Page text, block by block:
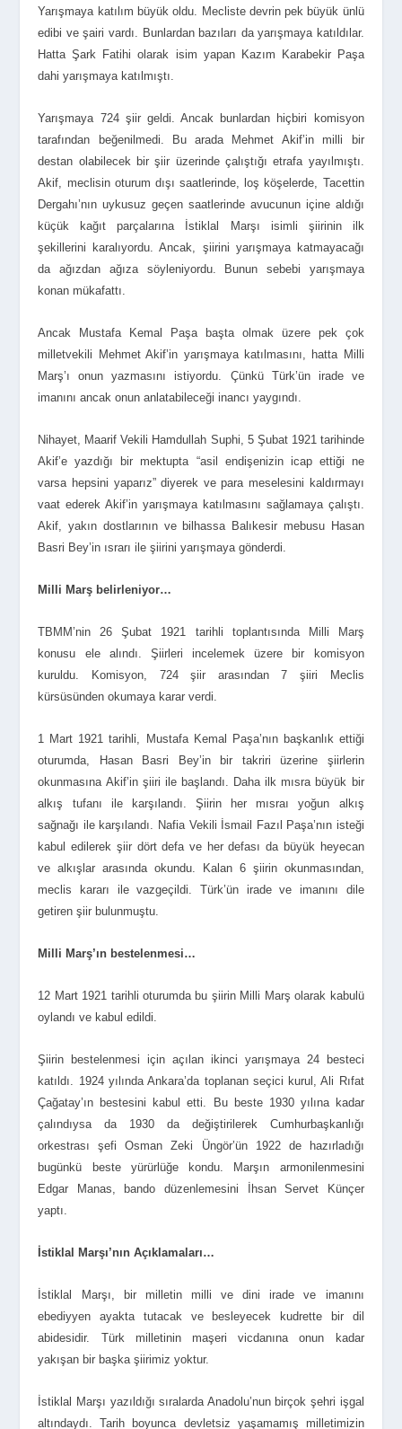
Yarışmaya katılım büyük oldu. Mecliste devrin pek büyük ünlü
edibi ve şairi vardı. Bunlardan bazıları da yarışmaya katıldılar.
Hatta Şark Fatihi olarak isim yapan Kazım Karabekir Paşa
dahi yarışmaya katılmıştı.
Yarışmaya 724 şiir geldi. Ancak bunlardan hiçbiri komisyon
tarafından beğenilmedi. Bu arada Mehmet Akif’in milli bir
destan olabilecek bir şiir üzerinde çalıştığı etrafa yayılmıştı.
Akif, meclisin oturum dışı saatlerinde, loş köşelerde, Tacettin
Dergahı’nın uykusuz geçen saatlerinde avucunun içine aldığı
küçük kağıt parçalarına İstiklal Marşı isimli şiirinin ilk
şekillerini karalıyordu. Ancak, şiirini yarışmaya katmayacağı
da ağızdan ağıza söyleniyordu. Bunun sebebi yarışmaya
konan mükafattı.
Ancak Mustafa Kemal Paşa başta olmak üzere pek çok
milletvekili Mehmet Akif’in yarışmaya katılmasını, hatta Milli
Marş’ı onun yazmasını istiyordu. Çünkü Türk’ün irade ve
imanını ancak onun anlatabileceği inancı yaygındı.
Nihayet, Maarif Vekili Hamdullah Suphi, 5 Şubat 1921 tarihinde
Akif’e yazdığı bir mektupta “asil endişenizin icap ettiği ne
varsa hepsini yaparız” diyerek ve para meselesini kaldırmayı
vaat ederek Akif’in yarışmaya katılmasını sağlamaya çalıştı.
Akif, yakın dostlarının ve bilhassa Balıkesir mebusu Hasan
Basri Bey’in ısrarı ile şiirini yarışmaya gönderdi.
Milli Marş belirleniyor…
TBMM’nin 26 Şubat 1921 tarihli toplantısında Milli Marş
konusu ele alındı. Şiirleri incelemek üzere bir komisyon
kuruldu. Komisyon, 724 şiir arasından 7 şiiri Meclis
kürsüsünden okumaya karar verdi.
1 Mart 1921 tarihli, Mustafa Kemal Paşa’nın başkanlık ettiği
oturumda, Hasan Basri Bey’in bir takriri üzerine şiirlerin
okunmasına Akif’in şiiri ile başlandı. Daha ilk mısra büyük bir
alkış tufanı ile karşılandı. Şiirin her mısraı yoğun alkış
sağnağı ile karşılandı. Nafia Vekili İsmail Fazıl Paşa’nın isteği
kabul edilerek şiir dört defa ve her defası da büyük heyecan
ve alkışlar arasında okundu. Kalan 6 şiirin okunmasından,
meclis kararı ile vazgeçildi. Türk’ün irade ve imanını dile
getiren şiir bulunmuştu.
Milli Marş’ın bestelenmesi…
12 Mart 1921 tarihli oturumda bu şiirin Milli Marş olarak kabulü
oylandı ve kabul edildi.
Şiirin bestelenmesi için açılan ikinci yarışmaya 24 besteci
katıldı. 1924 yılında Ankara’da toplanan seçici kurul, Ali Rıfat
Çağatay’ın bestesini kabul etti. Bu beste 1930 yılına kadar
çalındıysa da 1930 da değiştirilerek Cumhurbaşkanlığı
orkestrası şefi Osman Zeki Üngör’ün 1922 de hazırladığı
bugünkü beste yürürlüğe kondu. Marşın armonilenmesini
Edgar Manas, bando düzenlemesini İhsan Servet Künçer
yaptı.
İstiklal Marşı’nın Açıklamaları…
İstiklal Marşı, bir milletin milli ve dini irade ve imanını
ebediyyen ayakta tutacak ve besleyecek kudrette bir dil
abidesidir. Türk milletinin maşeri vicdanına onun kadar
yakışan bir başka şiirimiz yoktur.
İstiklal Marşı yazıldığı sıralarda Anadolu’nun birçok şehri işgal
altındaydı. Tarih boyunca devletsiz yaşamamış milletimizin